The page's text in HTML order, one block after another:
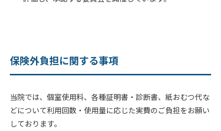
保険外負担に関する事項
当院では、個室使用料、各種証明書・診断書、紙おむつ代な
どについて利用回数・使用量に応じた実費のご負担をお願い
しております。